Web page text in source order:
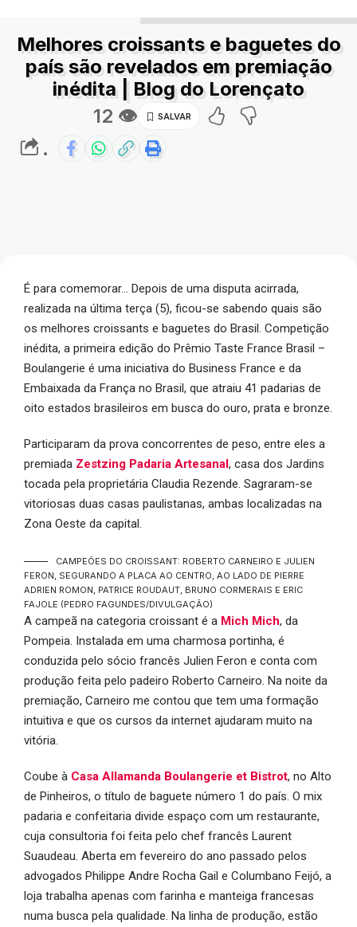
Melhores croissants e baguetes do
país são revelados em premiação
inédita | Blog do Lorençato
12 👁
.
É para comemorar… Depois de uma disputa acirrada,
realizada na última terça (5), ficou-se sabendo quais são
os melhores croissants e baguetes do Brasil. Competição
inédita, a primeira edição do Prêmio Taste France Brasil –
Boulangerie é uma iniciativa do Business France e da
Embaixada da França no Brasil, que atraiu 41 padarias de
oito estados brasileiros em busca do ouro, prata e bronze.
Participaram da prova concorrentes de peso, entre eles a
premiada Zestzing Padaria Artesanal, casa dos Jardins
tocada pela proprietária Claudia Rezende. Sagraram-se
vitoriosas duas casas paulistanas, ambas localizadas na
Zona Oeste da capital.
CAMPEÕES DO CROISSANT: ROBERTO CARNEIRO E JULIEN
FERON, SEGURANDO A PLACA AO CENTRO, AO LADO DE PIERRE
ADRIEN ROMON, PATRICE ROUDAUT, BRUNO CORMERAIS E ERIC
FAJOLE (PEDRO FAGUNDES/DIVULGAÇÃO)
A campeã na categoria croissant é a Mich Mich, da
Pompeia. Instalada em uma charmosa portinha, é
conduzida pelo sócio francês Julien Feron e conta com
produção feita pelo padeiro Roberto Carneiro. Na noite da
premiação, Carneiro me contou que tem uma formação
intuitiva e que os cursos da internet ajudaram muito na
vitória.
Coube à Casa Allamanda Boulangerie et Bistrot, no Alto
de Pinheiros, o título de baguete número 1 do país. O mix
padaria e confeitaria divide espaço com um restaurante,
cuja consultoria foi feita pelo chef francês Laurent
Suaudeau. Aberta em fevereiro do ano passado pelos
advogados Philippe Andre Rocha Gail e Columbano Feijó, a
loja trabalha apenas com farinha e manteiga francesas
numa busca pela qualidade. Na linha de produção, estão